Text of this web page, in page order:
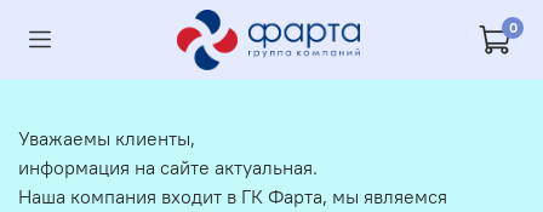
0
Уважаемы клиенты,
информация на сайте актуальная.
Наша компания входит в ГК Фарта, мы являемся